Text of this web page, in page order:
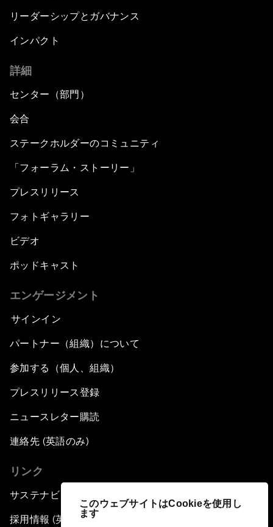
このウェブサイトはCookieを使用し
ます
リーダーシップとガバナンス
インパクト
詳細
センター（部門）
会合
ステークホルダーのコミュニティ
「フォーラム・ストーリー」
プレスリリース
フォトギャラリー
ビデオ
ポッドキャスト
エンゲージメント
サインイン
パートナー（組織）について
参加する（個人、組織）
プレスリリース登録
ニュースレター購読
連絡先 (英語のみ)
リンク
サステナビリティへの取り組み
採用情報 (英語のみ)